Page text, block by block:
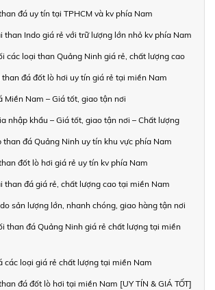
đá uy tín tại TPHCM và kv phía Nam
than Indo giá rẻ với trữ lượng lớn nhỏ kv phía Nam
các loại than Quảng Ninh giá rẻ, chất lượng cao
đá đốt lò hơi uy tín giá rẻ tại miền Nam
Miền Nam – Giá tốt, giao tận nơi
nhập khẩu – Giá tốt, giao tận nơi – Chất lượng
than đá Quảng Ninh uy tín khu vực phía Nam
đốt lò hơi giá rẻ uy tín kv phía Nam
than đá giá rẻ, chất lượng cao tại miền Nam
sản lượng lớn, nhanh chóng, giao hàng tận nơi
than đá Quảng Ninh giá rẻ chất lượng tại miền
các loại giá rẻ chất lượng tại miền Nam
đá đốt lò hơi tại miền Nam [UY TÍN & GIÁ TỐT]